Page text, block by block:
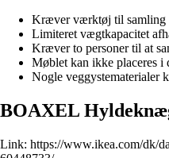
Kræver værktøj til samling
Limiteret vægtkapacitet
Kræver to personer til at
Møblet kan ikke placeres i
Nogle veggystematerialer
BOAXEL
Link: https://www.ikea.com/dk/